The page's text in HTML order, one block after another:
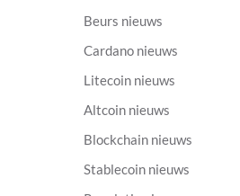
Beurs nieuws
Cardano nieuws
Litecoin nieuws
Altcoin nieuws
Blockchain nieuws
Stablecoin nieuws